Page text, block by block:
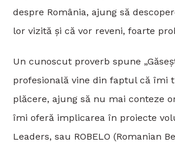
despre România, ajung să
lor vizită și că vor reveni, foarte
Un cunoscut proverb spune
profesională vine din faptul că îmi
plăcere, ajung să nu mai conteze
îmi oferă implicarea în proiecte
Leaders, sau ROBELO